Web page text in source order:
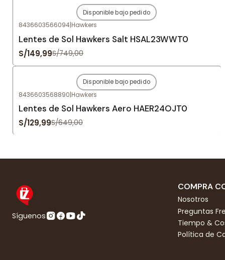
Agotado
Disponible bajo pedido
8436603566094|Hawkers
Lentes de Sol Hawkers Salt HSAL23WWT0
S/149,99S/749,00
Agotado
Disponible bajo pedido
8436603568890|Hawkers
Lentes de Sol Hawkers Aero HAER24OJT0
S/129,99S/649,00
Síguenos
COMPRA
Nosotros
Preguntas
Tiempo &
Política de